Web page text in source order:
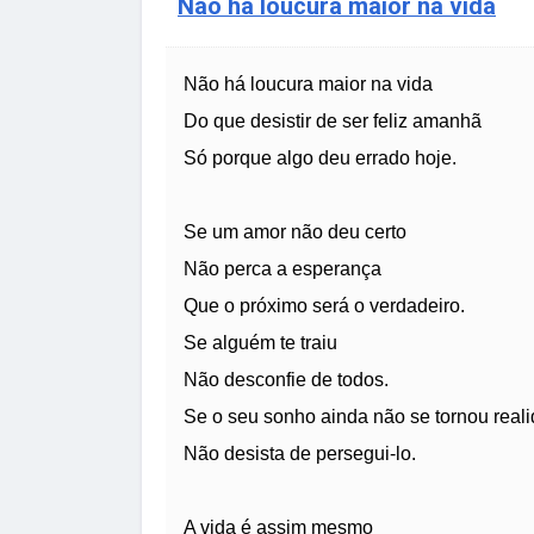
Não há loucura maior na vida
Não há loucura maior na vida
Do que desistir de ser feliz amanhã
Só porque algo deu errado hoje.
Se um amor não deu certo
Não perca a esperança
Que o próximo será o verdadeiro.
Se alguém te traiu
Não desconfie de todos.
Se o seu sonho ainda não se tornou
Não desista de persegui-lo.
A vida é assim mesmo